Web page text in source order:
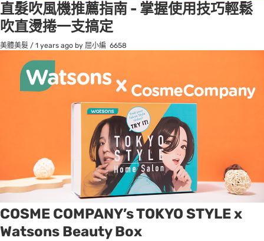
直髮吹風機推薦指南 - 掌握使用技巧輕鬆
吹直燙捲一支搞定
美體美髮 / 1 years ago by 屈小編 6658
COSME COMPANY’s TOKYO STYLE x
Watsons Beauty Box